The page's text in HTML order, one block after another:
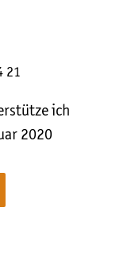
21
ich
2020